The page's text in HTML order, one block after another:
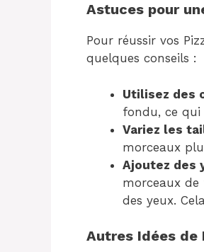
Astuces pour
Pour réussir vos
quelques conseils :
Utilisez des
fondu, ce qui
Variez les
morceaux
Ajoutez des
morceaux
des yeux.
Autres Idées de